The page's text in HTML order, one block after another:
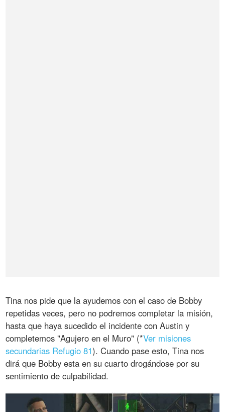
Tina nos pide que la ayudemos con el caso de Bobby
repetidas veces, pero no podremos completar la misión,
hasta que haya sucedido el incidente con Austin y
completemos "Agujero en el Muro" (*Ver misiones
secundarias Refugio 81). Cuando pase esto, Tina nos
dirá que Bobby esta en su cuarto drogándose por su
sentimiento de culpabilidad.